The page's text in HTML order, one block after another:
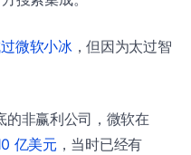
微软小冰，但因为太过智
的非赢利公司，微软在
亿美元 ，当时已经有